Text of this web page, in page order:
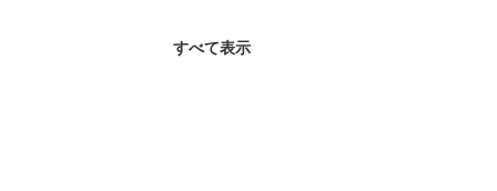
すべて表示